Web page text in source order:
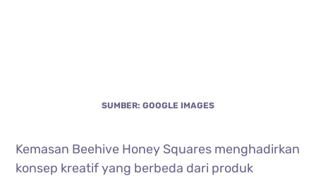
SUMBER: GOOGLE IMAGES
Kemasan Beehive Honey Squares menghadirkan
konsep kreatif yang berbeda dari produk